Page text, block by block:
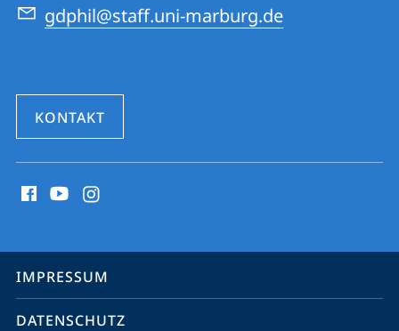
gdphil@staff.uni-marburg.de
KONTAKT
Media
Service-
Navigation
IMPRESSUM
DATENSCHUTZ